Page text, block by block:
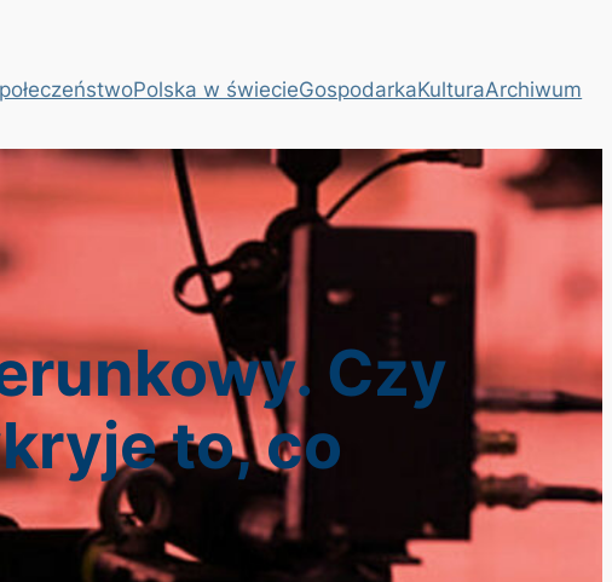
Polska w świecieGospodarkaKulturaArchiwum
Czy
to, co